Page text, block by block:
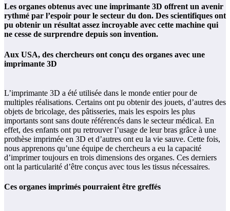
Les organes obtenus avec une imprimante 3D offrent un avenir
rythmé par l’espoir pour le secteur du don. Des scientifiques ont
pu obtenir un résultat assez incroyable avec cette machine qui
ne cesse de surprendre depuis son invention.
Aux USA, des chercheurs ont conçu des organes avec une
imprimante 3D
L’imprimante 3D a été utilisée dans le monde entier pour de
multiples réalisations. Certains ont pu obtenir des jouets, d’autres des
objets de bricolage, des pâtisseries, mais les espoirs les plus
importants sont sans doute référencés dans le secteur médical. En
effet, des enfants ont pu retrouver l’usage de leur bras grâce à une
prothèse imprimée en 3D et d’autres ont eu la vie sauve. Cette fois,
nous apprenons qu’une équipe de chercheurs a eu la capacité
d’imprimer toujours en trois dimensions des organes. Ces derniers
ont la particularité d’être conçus avec tous les tissus nécessaires.
Ces organes imprimés pourraient être greffés